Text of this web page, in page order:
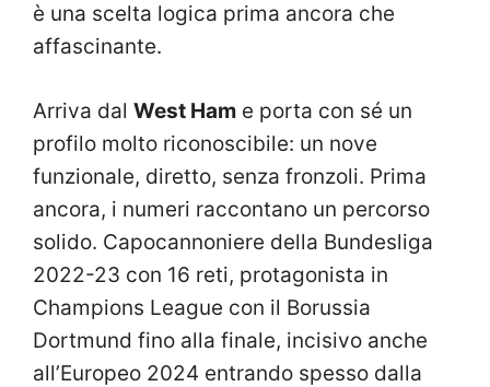
è una scelta logica prima ancora che
affascinante.
Arriva dal West Ham e porta con sé un
profilo molto riconoscibile: un nove
funzionale, diretto, senza fronzoli. Prima
ancora, i numeri raccontano un percorso
solido. Capocannoniere della Bundesliga
2022-23 con 16 reti, protagonista in
Champions League con il Borussia
Dortmund fino alla finale, incisivo anche
all’Europeo 2024 entrando spesso dalla